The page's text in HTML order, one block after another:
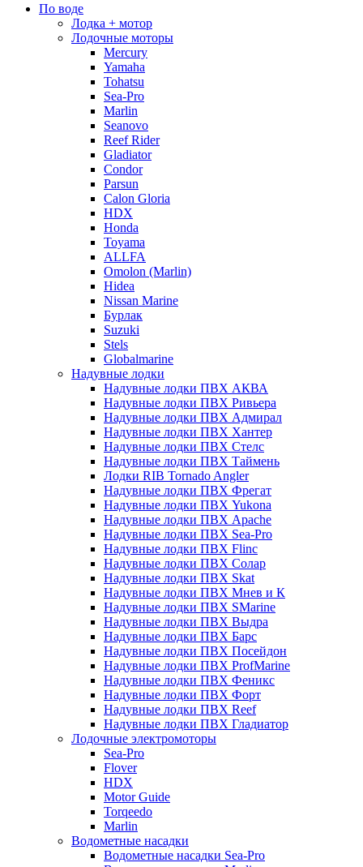
По воде
Лодка + мотор
Лодочные моторы
Mercury
Yamaha
Tohatsu
Sea-Pro
Marlin
Seanovo
Reef Rider
Gladiator
Condor
Parsun
Calon Gloria
HDX
Honda
Toyama
ALLFA
Omolon (Marlin)
Hidea
Nissan Marine
Бурлак
Suzuki
Stels
Globalmarine
Надувные лодки
Надувные лодки ПВХ АКВА
Надувные лодки ПВХ Ривьера
Надувные лодки ПВХ Адмирал
Надувные лодки ПВХ Хантер
Надувные лодки ПВХ Стелс
Надувные лодки ПВХ Таймень
Лодки RIB Tornado Angler
Надувные лодки ПВХ Фрегат
Надувные лодки ПВХ Yukona
Надувные лодки ПВХ Apache
Надувные лодки ПВХ Sea-Pro
Надувные лодки ПВХ Flinc
Надувные лодки ПВХ Солар
Надувные лодки ПВХ Skat
Надувные лодки ПВХ Мнев и К
Надувные лодки ПВХ SMarine
Надувные лодки ПВХ Выдра
Надувные лодки ПВХ Барс
Надувные лодки ПВХ Посейдон
Надувные лодки ПВХ ProfMarine
Надувные лодки ПВХ Феникс
Надувные лодки ПВХ Форт
Надувные лодки ПВХ Reef
Надувные лодки ПВХ Гладиатор
Лодочные электромоторы
Sea-Pro
Flover
HDX
Motor Guide
Torqeedo
Marlin
Водометные насадки
Водометные насадки Sea-Pro